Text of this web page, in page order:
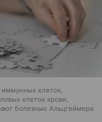
клеток,
клеток крови,
болезнью Альцгеймера